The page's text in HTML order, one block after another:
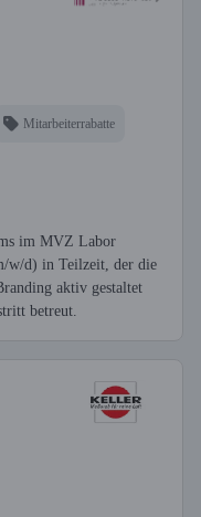
Mitarbeiterrabatte
im MVZ Labor
w/d) in Teilzeit, der die
aktiv gestaltet
betreut.